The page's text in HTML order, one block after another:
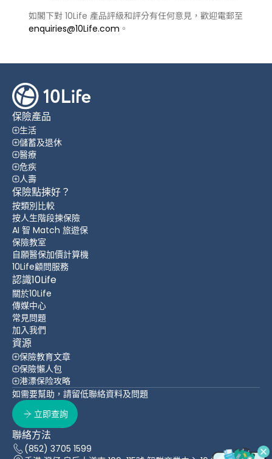
如閣下對 10Life 產品評級和評分有任何意見，歡迎電郵至
enquiries@10Life.com 。
保險產品
生活
儲蓄及退休
醫療
危疾
人壽
保險點揀好？
按類別比較
按人生階段揀保險
AI 智 Match 旅遊保
保險教室
自願醫保加價計算機
10Life顧問服務
認識10Life
關於10Life
傳媒中心
常見問題
加入我們
資源
保險教育文章
保險懶人包
港漂保险攻略
如需要幫助，請留低聯絡資料及問題
立即查詢
聯絡方法
(852) 3705 1599